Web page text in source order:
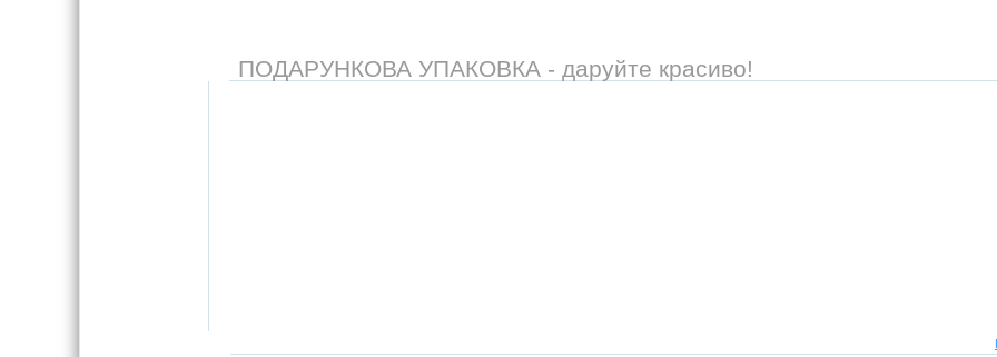
ПОДАРУНКОВА УПАКОВКА - даруйте красиво!